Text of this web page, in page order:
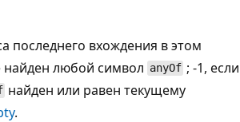
последнего вхождения в этом
найден любой символ anyOf ; -1, если
найден или равен текущему
.